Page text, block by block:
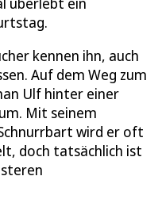
kennen ihn, auch
Auf dem Weg zum
Ulf hinter einer
Mit seinem
wird er oft
doch tatsächlich ist